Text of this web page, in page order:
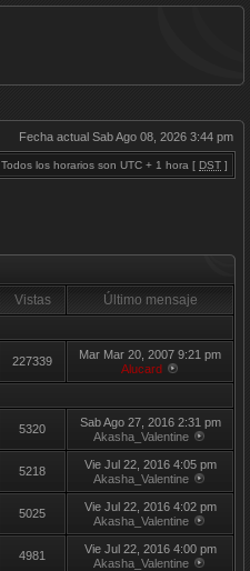
Fecha actual Sab Ago 08, 2026 3:44 pm
Todos los horarios son UTC + 1 hora [ DST ]
Vistas Último mensaje
227339
Mar Mar 20, 2007 9:21 pm
Alucard
5320
Sab Ago 27, 2016 2:31 pm
Akasha_Valentine
5218
Vie Jul 22, 2016 4:05 pm
Akasha_Valentine
5025
Vie Jul 22, 2016 4:02 pm
Akasha_Valentine
4981
Vie Jul 22, 2016 4:00 pm
Akasha_Valentine